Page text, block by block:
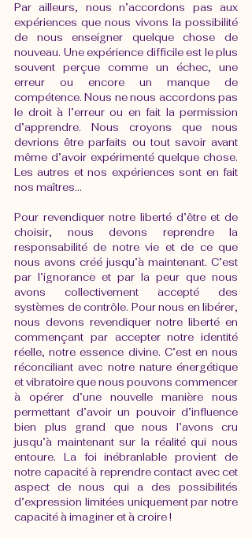
Par ailleurs, nous n’accordons pas aux
expériences que nous vivons la possibilité
de nous enseigner quelque chose de
nouveau. Une expérience difficile est le plus
souvent perçue comme un échec, une
erreur ou encore un manque de
compétence. Nous ne nous accordons pas
le droit à l’erreur ou en fait la permission
d’apprendre. Nous croyons que nous
devrions être parfaits ou tout savoir avant
même d’avoir expérimenté quelque chose.
Les autres et nos expériences sont en fait
nos maîtres…
Pour revendiquer notre liberté d’être et de
choisir, nous devons reprendre la
responsabilité de notre vie et de ce que
nous avons créé jusqu’à maintenant. C’est
par l’ignorance et par la peur que nous
avons collectivement accepté des
systèmes de contrôle. Pour nous en libérer,
nous devons revendiquer notre liberté en
commençant par accepter notre identité
réelle, notre essence divine. C’est en nous
réconciliant avec notre nature énergétique
et vibratoire que nous pouvons commencer
à opérer d’une nouvelle manière nous
permettant d’avoir un pouvoir d’influence
bien plus grand que nous l’avons cru
jusqu’à maintenant sur la réalité qui nous
entoure. La foi inébranlable provient de
notre capacité à reprendre contact avec cet
aspect de nous qui a des possibilités
d’expression limitées uniquement par notre
capacité à imaginer et à croire !